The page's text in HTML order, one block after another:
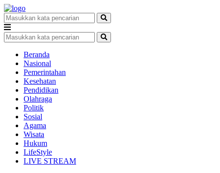
Beranda
Nasional
Pemerintahan
Kesehatan
Pendidikan
Olahraga
Politik
Sosial
Agama
Wisata
Hukum
LifeStyle
LIVE STREAM